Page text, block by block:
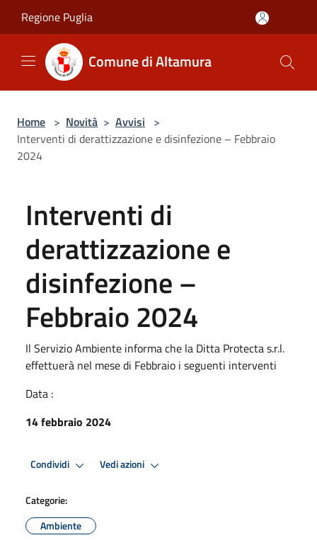
Regione Puglia
Comune di Altamura
Home > Novità > Avvisi >
Interventi di derattizzazione e disinfezione – Febbraio
2024
Interventi di
derattizzazione e
disinfezione –
Febbraio 2024
Il Servizio Ambiente informa che la Ditta Protecta s.r.l.
effettuerà nel mese di Febbraio i seguenti interventi
Data :
14 febbraio 2024
Condividi Vedi azioni
Categorie:
Ambiente